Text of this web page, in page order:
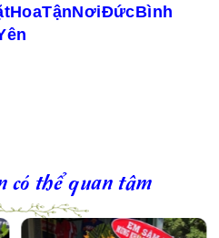
có thể quan tâm